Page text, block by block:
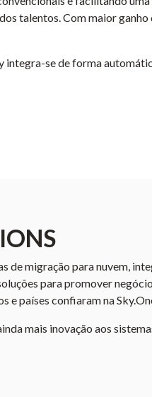
talentos. Com maior
integra-se de forma
de migração para nuvem,
para promover
e países confiaram na
mais inovação aos